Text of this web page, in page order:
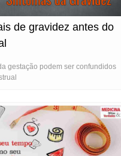
de gravidez antes do
gestação podem ser confundidos